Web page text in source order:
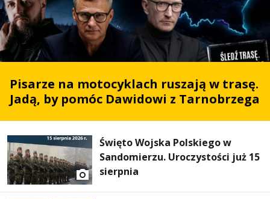
Pisarze na motocyklach ruszają w trasę.
Jadą, by pomóc Dawidowi z Tarnobrzega
Święto Wojska Polskiego w
Sandomierzu. Uroczystości już 15
sierpnia